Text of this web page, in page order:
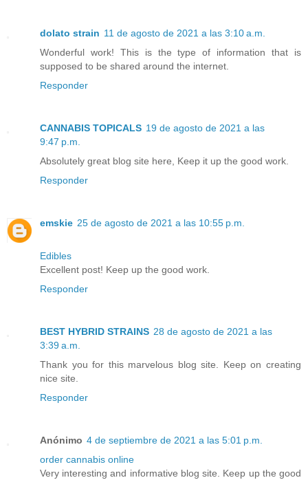
dolato strain 11 de agosto de 2021 a las 3:10 a.m.
Wonderful work! This is the type of information that is
supposed to be shared around the internet.
Responder
CANNABIS TOPICALS 19 de agosto de 2021 a las
9:47 p.m.
Absolutely great blog site here, Keep it up the good work.
Responder
emskie 25 de agosto de 2021 a las 10:55 p.m.
Edibles
Excellent post! Keep up the good work.
Responder
BEST HYBRID STRAINS 28 de agosto de 2021 a las
3:39 a.m.
Thank you for this marvelous blog site. Keep on creating
nice site.
Responder
Anónimo 4 de septiembre de 2021 a las 5:01 p.m.
order cannabis online
Very interesting and informative blog site. Keep up the good